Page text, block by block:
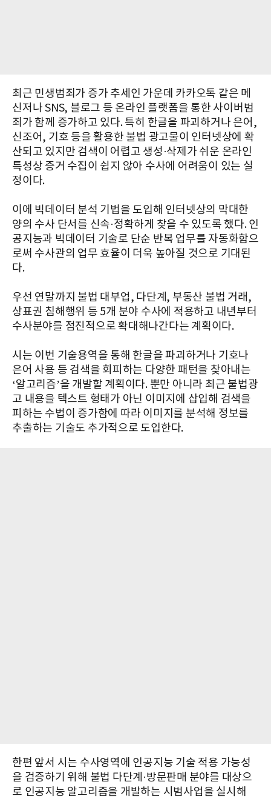
최근 민생범죄가 증가 추세인 가운데 카카오톡 같은 메
신저나 SNS, 블로그 등 온라인 플랫폼을 통한 사이버범
죄가 함께 증가하고 있다. 특히 한글을 파괴하거나 은어,
신조어, 기호 등을 활용한 불법 광고물이 인터넷상에 확
산되고 있지만 검색이 어렵고 생성·삭제가 쉬운 온라인
특성상 증거 수집이 쉽지 않아 수사에 어려움이 있는 실
정이다.
이에 빅데이터 분석 기법을 도입해 인터넷상의 막대한
양의 수사 단서를 신속·정확하게 찾을 수 있도록 했다. 인
공지능과 빅데이터 기술로 단순 반복 업무를 자동화함으
로써 수사관의 업무 효율이 더욱 높아질 것으로 기대된
다.
우선 연말까지 불법 대부업, 다단계, 부동산 불법 거래,
상표권 침해행위 등 5개 분야 수사에 적용하고 내년부터
수사분야를 점진적으로 확대해나간다는 계획이다.
시는 이번 기술용역을 통해 한글을 파괴하거나 기호나
은어 사용 등 검색을 회피하는 다양한 패턴을 찾아내는
‘알고리즘’을 개발할 계획이다. 뿐만 아니라 최근 불법광
고 내용을 텍스트 형태가 아닌 이미지에 삽입해 검색을
피하는 수법이 증가함에 따라 이미지를 분석해 정보를
추출하는 기술도 추가적으로 도입한다.
한편 앞서 시는 수사영역에 인공지능 기술 적용 가능성
을 검증하기 위해 불법 다단계·방문판매 분야를 대상으
로 인공지능 알고리즘을 개발하는 시범사업을 실시해